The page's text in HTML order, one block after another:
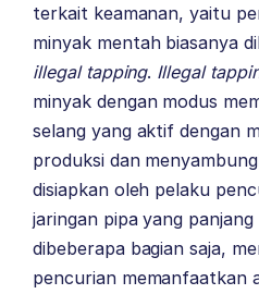
terkait keamanan, yaitu
minyak mentah biasanya
illegal tapping. Illegal
minyak dengan modus
selang yang aktif dengan
produksi dan
disiapkan oleh pelaku
jaringan pipa yang panjang
dibeberapa bagian saja,
pencurian memanfaatkan